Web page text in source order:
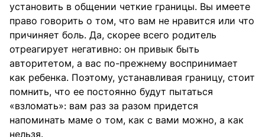
установить в общении четкие границы. Вы имеете
право говорить о том, что вам не нравится или что
причиняет боль. Да, скорее всего родитель
отреагирует негативно: он привык быть
авторитетом, а вас по-прежнему воспринимает
как ребенка. Поэтому, устанавливая границу, стоит
помнить, что ее постоянно будут пытаться
«взломать»: вам раз за разом придется
напоминать маме о том, как с вами можно, а как
нельзя.